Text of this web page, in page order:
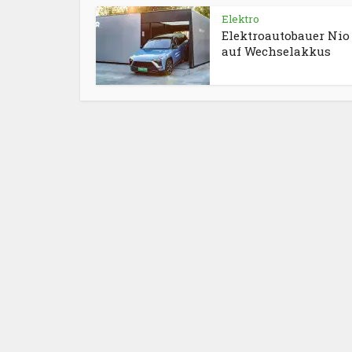
Elektro
Elektroautobauer Nio
auf Wechselakkus